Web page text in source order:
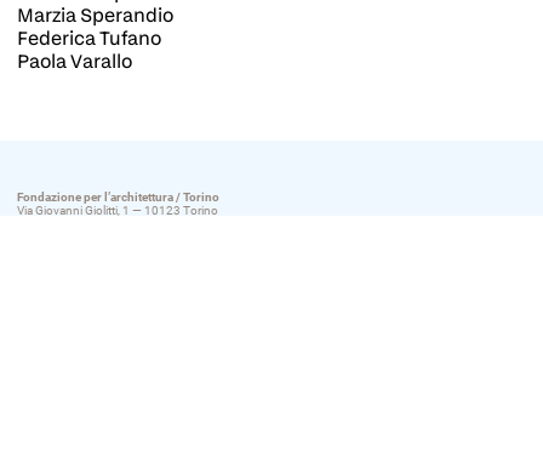
Marzia Sperandio
Federica Tufano
Paola Varallo
Fondazione per l’architettura / Torino
Via Giovanni Giolitti, 1 — 10123 Torino